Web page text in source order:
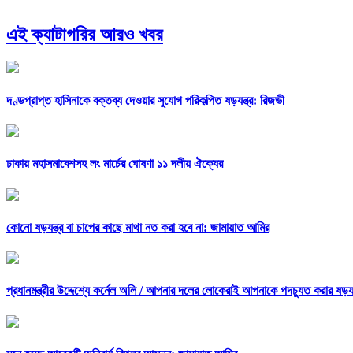
এই ক্যাটাগরির আরও খবর
দণ্ডপ্রাপ্ত হাসিনাকে বক্তব্য দেওয়ার সুযোগ পরিকল্পিত ষড়যন্ত্র: রিজভী
ঢাকায় মহাসমাবেশসহ লং মার্চের ঘোষণা ১১ দলীয় ঐক্যের
কোনো ষড়যন্ত্র বা চাপের কাছে মাথা নত করা হবে না: জামায়াত আমির
প্রধানমন্ত্রীর উদ্দেশ্যে কর্নেল অলি /আপনার দলের লোকেরাই আপনাকে পদচ্যুত করার